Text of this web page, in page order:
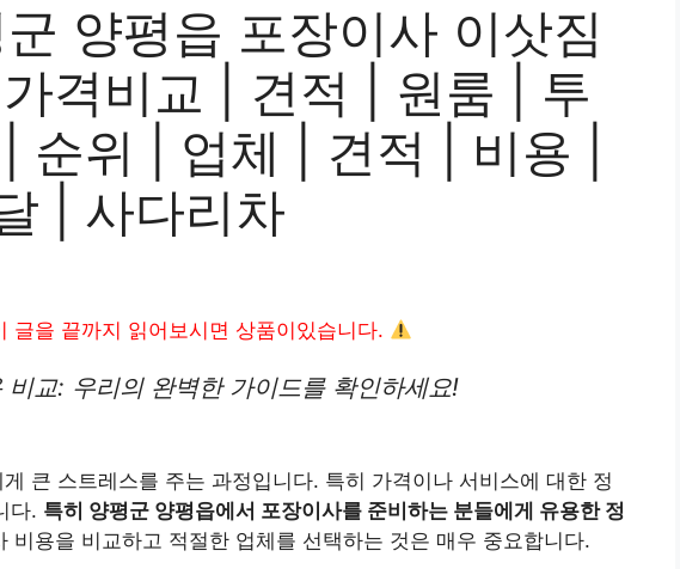
양평읍 포장이사 이삿짐
격비교 | 견적 | 원룸 | 투
순위 | 업체 | 견적 | 비용 |
| 사다리차
글을 끝까지 읽어보시면 상품이있습니다.
비교: 우리의 완벽한 가이드를 확인하세요!
큰 스트레스를 주는 과정입니다. 특히 가격이나 서비스에 대한 정
다. 특히 양평군 양평읍에서 포장이사를 준비하는 분들에게 유용한 정
비용을 비교하고 적절한 업체를 선택하는 것은 매우 중요합니다.